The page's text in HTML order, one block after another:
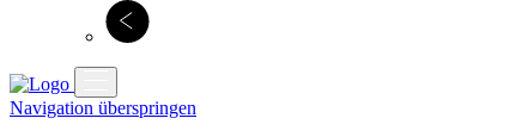
Navigation überspringen